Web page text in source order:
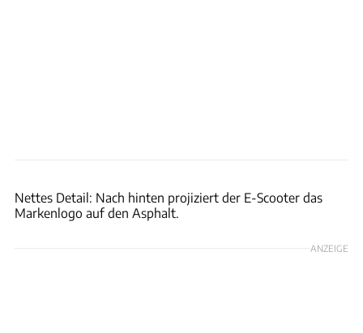
Nettes Detail: Nach hinten projiziert der E-Scooter das
Markenlogo auf den Asphalt.
ANZEIGE